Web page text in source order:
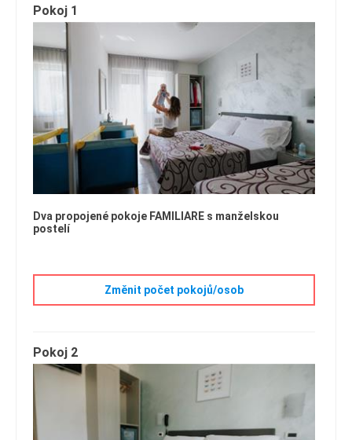
Pokoj 1
Dva propojené pokoje FAMILIARE s manželskou
postelí
Změnit počet pokojů/osob
Pokoj 2